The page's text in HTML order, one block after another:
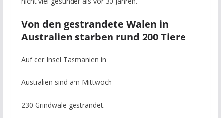
Von den gestrandete Walen in
Australien starben rund 200 Tiere
Auf der Insel Tasmanien in
Australien sind am Mittwoch
230 Grindwale gestrandet.